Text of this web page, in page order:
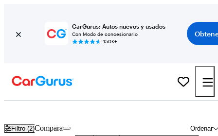
CarGurus: Autos nuevos y usados
Con Modo de concesionario
150K+
Filtro (2) Ordenar
Compara